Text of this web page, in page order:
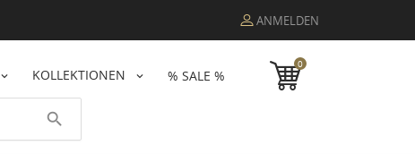
ANMELDEN
KOLLEKTIONEN % SALE %
0
search